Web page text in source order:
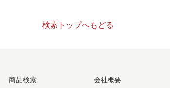
検索トップへもどる
商品検索
会社概要